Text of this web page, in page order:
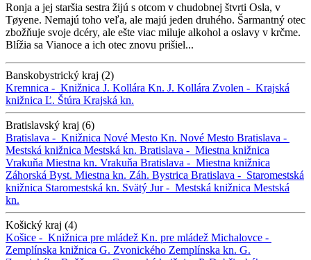
Ronja a jej staršia sestra žijú s otcom v chudobnej štvrti Osla, v
Tøyene. Nemajú toho veľa, ale majú jeden druhého. Šarmantný otec
zbožňuje svoje dcéry, ale ešte viac miluje alkohol a oslavy v krčme.
Blížia sa Vianoce a ich otec znovu prišiel...
Banskobystrický kraj (2)
Kremnica - Knižnica J. Kollára Kn. J. Kollára Zvolen - Krajská
knižnica Ľ. Štúra Krajská kn.
Bratislavský kraj (6)
Bratislava - Knižnica Nové Mesto Kn. Nové Mesto Bratislava -
Mestská knižnica Mestská kn. Bratislava - Miestna knižnica
Vrakuňa Miestna kn. Vrakuňa Bratislava - Miestna knižnica
Záhorská Byst. Miestna kn. Záh. Bystrica Bratislava - Staromestská
knižnica Staromestská kn. Svätý Jur - Mestská knižnica Mestská
kn.
Košický kraj (4)
Košice - Knižnica pre mládež Kn. pre mládež Michalovce -
Zemplínska knižnica G. Zvonického Zemplínska kn. G.